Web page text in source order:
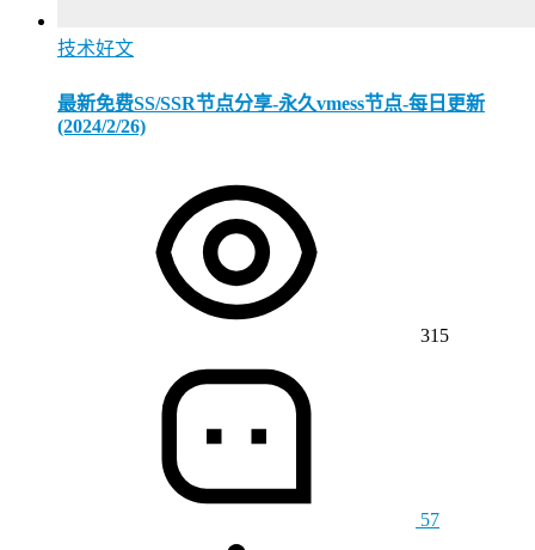
技术好文
最新免费SS/SSR节点分享-永久vmess节点-每日更新
(2024/2/26)
315
57